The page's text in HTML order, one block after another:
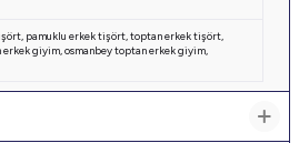
pamuklu erkek tişört toptan erkek tişört
erkek giyim osmanbey toptan erkek giyim